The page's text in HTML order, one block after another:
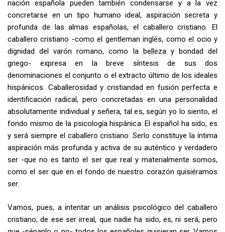
nación española pueden también condensarse y a la vez
concretarse en un tipo humano ideal, aspiración secreta y
profunda de las almas españolas, el caballero cristiano. El
caballero cristiano -como el gentlemaninglés, como el ocio y
dignidad del varón romano, como la belleza y bondad del
griego- expresa en la breve síntesis de sus dos
denominaciones el conjunto o el extracto último de los ideales
hispánicos. Caballerosidad y cristiandad en fusión perfecta e
identificación radical, pero concretadas en una personalidad
absolutamente individual y señera, tal es, según yo lo siento, el
fondo mismo de la psicología hispánica. El español ha sido, es
y será siempre el caballero cristiano. Serlo constituye la íntima
aspiración más profunda y activa de su auténtico y verdadero
ser -que no es tanto el ser que real y materialmente somos,
como el ser que en el fondo de nuestro corazón quisiéramos
ser.
Vamos, pues, a intentar un análisis psicológico del caballero
cristiano, de ese ser irreal, que nadie ha sido, es, ni será, pero